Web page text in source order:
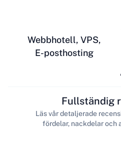
Webbhotell, VPS,
E-posthosting
Fullständig
Läs vår detaljerade
fördelar, nackdelar och